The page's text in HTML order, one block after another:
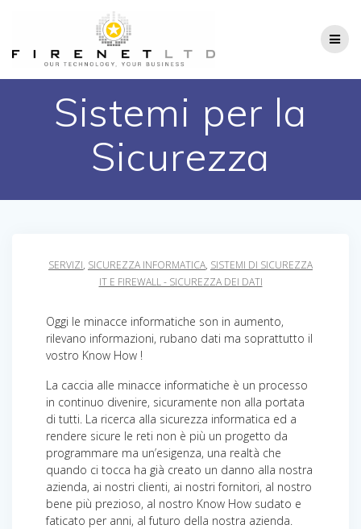
Sistemi per la
Sicurezza
SERVIZI, SICUREZZA INFORMATICA, SISTEMI DI SICUREZZA
IT E FIREWALL - SICUREZZA DEI DATI
Oggi le minacce informatiche son in aumento,
rilevano informazioni, rubano dati ma soprattutto il
vostro Know How !
La caccia alle minacce informatiche è un processo
in continuo divenire, sicuramente non alla portata
di tutti. La ricerca alla sicurezza informatica ed a
rendere sicure le reti non è più un progetto da
programmare ma un’esigenza, una realtà che
quando ci tocca ha già creato un danno alla nostra
azienda, ai nostri clienti, ai nostri fornitori, al nostro
bene più prezioso, al nostro Know How sudato e
faticato per anni, al futuro della nostra azienda.